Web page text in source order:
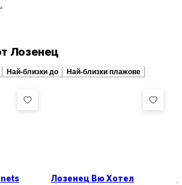
Лозенец
Най-близки до Най-близки плажове
Лозенец Вю Хотел